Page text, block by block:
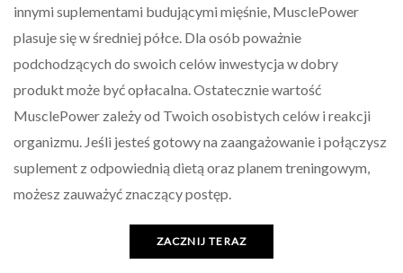
innymi suplementami budującymi mięśnie, MusclePower
plasuje się w średniej półce. Dla osób poważnie
podchodzących do swoich celów inwestycja w dobry
produkt może być opłacalna. Ostatecznie wartość
MusclePower zależy od Twoich osobistych celów i reakcji
organizmu. Jeśli jesteś gotowy na zaangażowanie i połączysz
suplement z odpowiednią dietą oraz planem treningowym,
możesz zauważyć znaczący postęp.
ZACZNIJ TERAZ